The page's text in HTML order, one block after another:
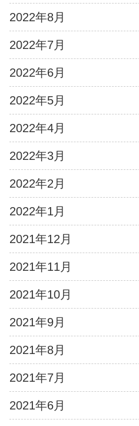
2022年8月
2022年7月
2022年6月
2022年5月
2022年4月
2022年3月
2022年2月
2022年1月
2021年12月
2021年11月
2021年10月
2021年9月
2021年8月
2021年7月
2021年6月